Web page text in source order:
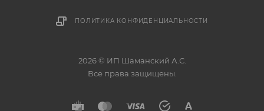
ПОЛИТИКА КОНФИДЕНЦИАЛЬНОСТИ
2026 © ИП Шаманский А.С.
Все права защищены.